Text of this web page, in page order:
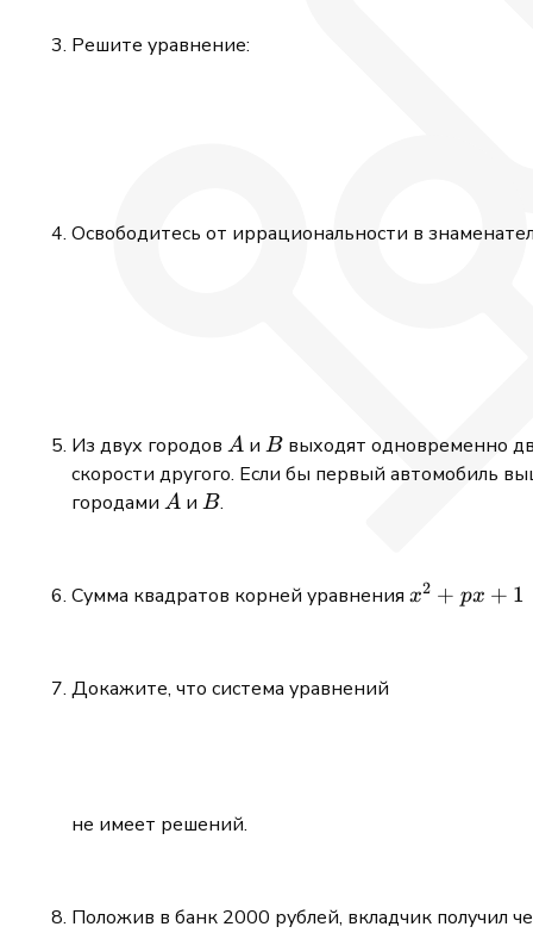
Решите уравнение:
Освободитесь от иррациональности в
Из двух городов A
A и B
Bвыходят одновременно
скорости другого. Если бы первый автомобиль
городами A
A и B
B.
Сумма квадратов корней уравнения x^2
x2 + px + 1
Докажите, что система уравнений
не имеет решений.
Положив в банк 2000 рублей, вкладчик получил